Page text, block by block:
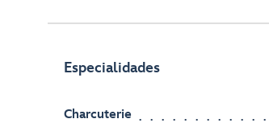
Especialidades
Charcuterie